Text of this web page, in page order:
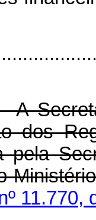
dos
pela
11.770,